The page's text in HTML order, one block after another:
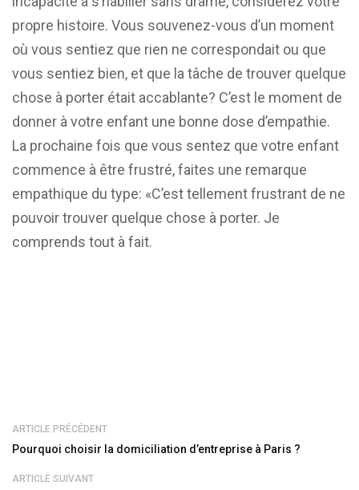
propre histoire. Vous souvenez-vous d’un moment
où vous sentiez que rien ne correspondait ou que
vous sentiez bien, et que la tâche de trouver quelque
chose à porter était accablante? C’est le moment de
donner à votre enfant une bonne dose d’empathie.
La prochaine fois que vous sentez que votre enfant
commence à être frustré, faites une remarque
empathique du type: «C’est tellement frustrant de ne
pouvoir trouver quelque chose à porter. Je
comprends tout à fait.
ARTICLE PRÉCÉDENT
Pourquoi choisir la domiciliation d’entreprise à Paris ?
ARTICLE SUIVANT